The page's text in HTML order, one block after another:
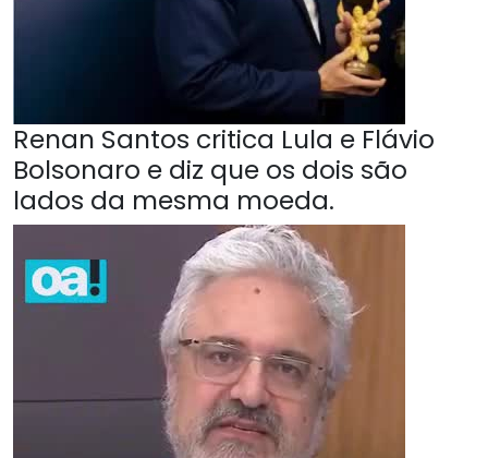
Renan Santos critica Lula e Flávio
Bolsonaro e diz que os dois são
lados da mesma moeda.